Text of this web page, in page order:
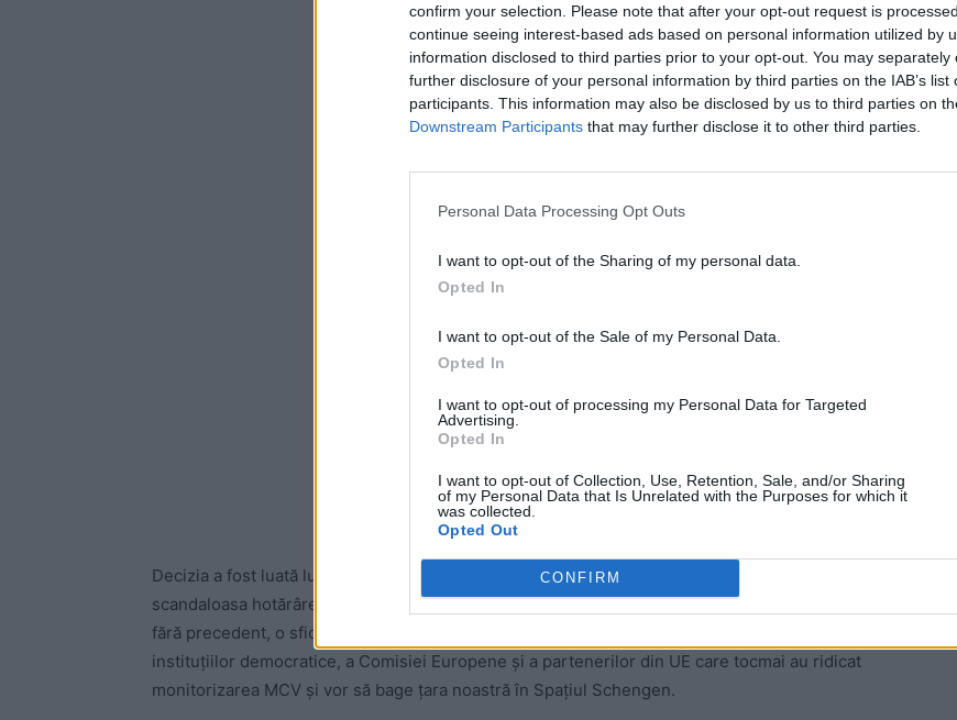
confirm your selection. Please note that after your opt-out request is
continue seeing interest-based ads based on personal information utilized by
information disclosed to third parties prior to your opt-out. You may separately
further disclosure of your personal information by third parties on the IAB’s list
participants. This information may also be disclosed by us to third parties on
Downstream Participants that may further disclose it to other third parties.
Personal Data Processing Opt Outs
I want to opt-out of the Sharing of my personal data.
Opted In
I want to opt-out of the Sale of my Personal Data.
Opted In
I want to opt-out of processing my Personal Data for Targeted
Advertising.
Opted In
I want to opt-out of Collection, Use, Retention, Sale, and/or Sharing
of my Personal Data that Is Unrelated with the Purposes for which it
was collected.
Opted Out
CONFIRM
Decizia a fost luată luni de judecătorii Înaltei Curți de Casație și Justiție, care au pus în aplicare
scandaloasa hotărâre a Curții Constituționale a României privind prescrierea faptelor. Este un caz
fără precedent, o sfidare la adresa întregii populații a României, dar și la adresa ideii de Justiție, a
instituțiilor democratice, a Comisiei Europene și a partenerilor din UE care tocmai au ridicat
monitorizarea MCV și vor să bage țara noastră în Spațiul Schengen.